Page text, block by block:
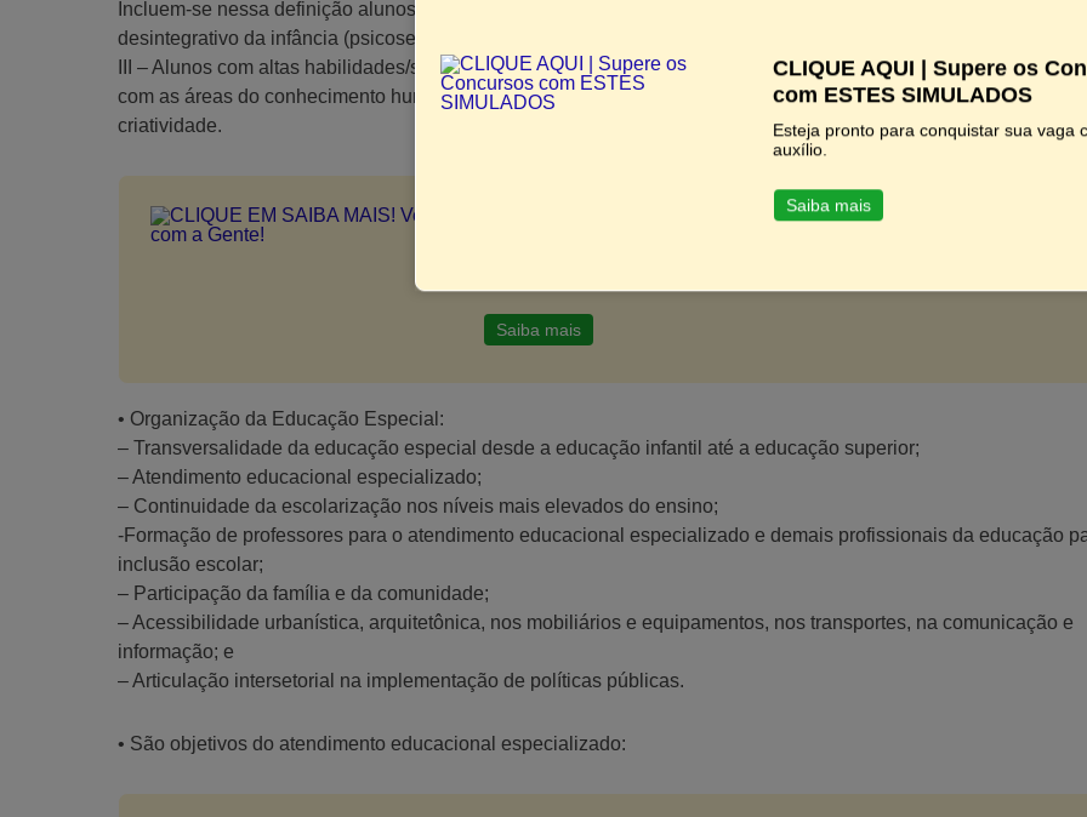
Incluem-se nessa definição alunos com autismo clássico, síndrome de Asperger, síndrome de Rett, transtorno
desintegrativo da infância (psicoses) e transtornos invasivos sem outra especificação.
III – Alunos com altas habilidades/superdotação: aqueles que apresentam um potencial elevado e grande
com as áreas do conhecimento humano, isoladas ou combinadas: intelectual, liderança, psicomotora, artes e
criatividade.
CLIQUE EM SAIBA MAIS! Vem com a Gente!
Saiba mais
• Organização da Educação Especial:
– Transversalidade da educação especial desde a educação infantil até a educação superior;
– Atendimento educacional especializado;
– Continuidade da escolarização nos níveis mais elevados do ensino;
-Formação de professores para o atendimento educacional especializado e demais profissionais da educação
inclusão escolar;
– Participação da família e da comunidade;
– Acessibilidade urbanística, arquitetônica, nos mobiliários e equipamentos, nos transportes, na comunicação e
informação; e
– Articulação intersetorial na implementação de políticas públicas.
• São objetivos do atendimento educacional especializado:
CLIQUE AQUI | Supere os
com ESTES SIMULADOS
Esteja pronto para conquistar sua vaga
auxílio.
Saiba mais